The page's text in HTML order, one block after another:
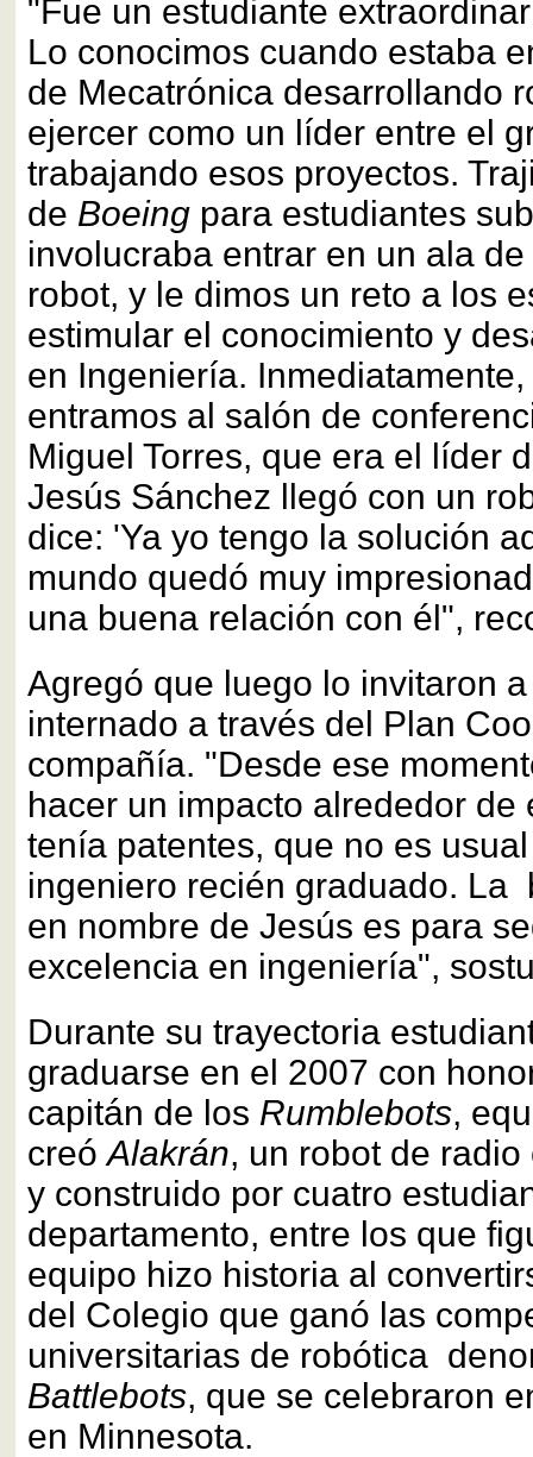
"Fue un estudiante
Lo conocimos cuando estaba
de Mecatrónica desarrollando
ejercer como un líder entre el
trabajando esos proyectos.
de Boeing para estudiantes
involucraba entrar en un ala
robot, y le dimos un reto a los
estimular el conocimiento y
en Ingeniería.
entramos al salón de
Miguel Torres, que era el líder
Jesús Sánchez llegó con un
dice: 'Ya yo tengo la solución
mundo quedó muy
una buena relación con él",
Agregó que luego lo invitaron
internado a través del Plan
compañía. "Desde ese
hacer un impacto alrededor
tenía patentes, que no es
ingeniero recién graduado. La
en nombre de Jesús es para
excelencia en ingeniería",
Durante su trayectoria
graduarse en el 2007 con
capitán de los Rumblebots,
creóAlakrán, un robot de
y construido por cuatro
departamento, entre los que
equipo hizo historia al
del Colegio que ganó las
universitarias de robótica
Battlebots, que se celebraron
en Minnesota.